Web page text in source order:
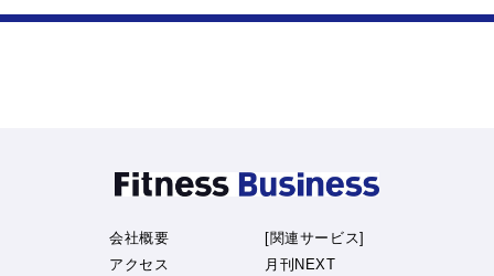
会社概要
アクセス
[関連サービス]
月刊NEXT